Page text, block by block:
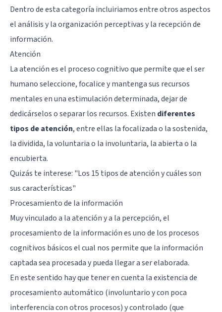
Dentro de esta categoría incluiriamos entre otros aspectos
el análisis y la organización perceptivas y la recepción de
información.
Atención
La atención es el proceso cognitivo que permite que el ser
humano seleccione, focalice y mantenga sus recursos
mentales en una estimulación determinada, dejar de
dedicárselos o separar los recursos. Existen diferentes
tipos de atención, entre ellas la focalizada o la sostenida,
la dividida, la voluntaria o la involuntaria, la abierta o la
encubierta.
Quizás te interese: "Los 15 tipos de atención y cuáles son
sus características"
Procesamiento de la información
Muy vinculado a la atención y a la percepción, el
procesamiento de la información es uno de los procesos
cognitivos básicos el cual nos permite que la información
captada sea procesada y pueda llegar a ser elaborada.
En este sentido hay que tener en cuenta la existencia de
procesamiento automático (involuntario y con poca
interferencia con otros procesos) y controlado (que